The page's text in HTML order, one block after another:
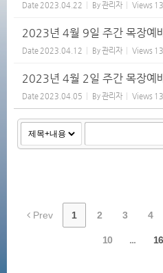
Date 2023.04.22 By관리자 Views
2023년 4월 9일 주간 목장예
Date 2023.04.12 By관리자 Views
2023년 4월 2일 주간 목장예
Date 2023.04.05 By관리자 Views
Prev 1 2 3 4
10 ... 16